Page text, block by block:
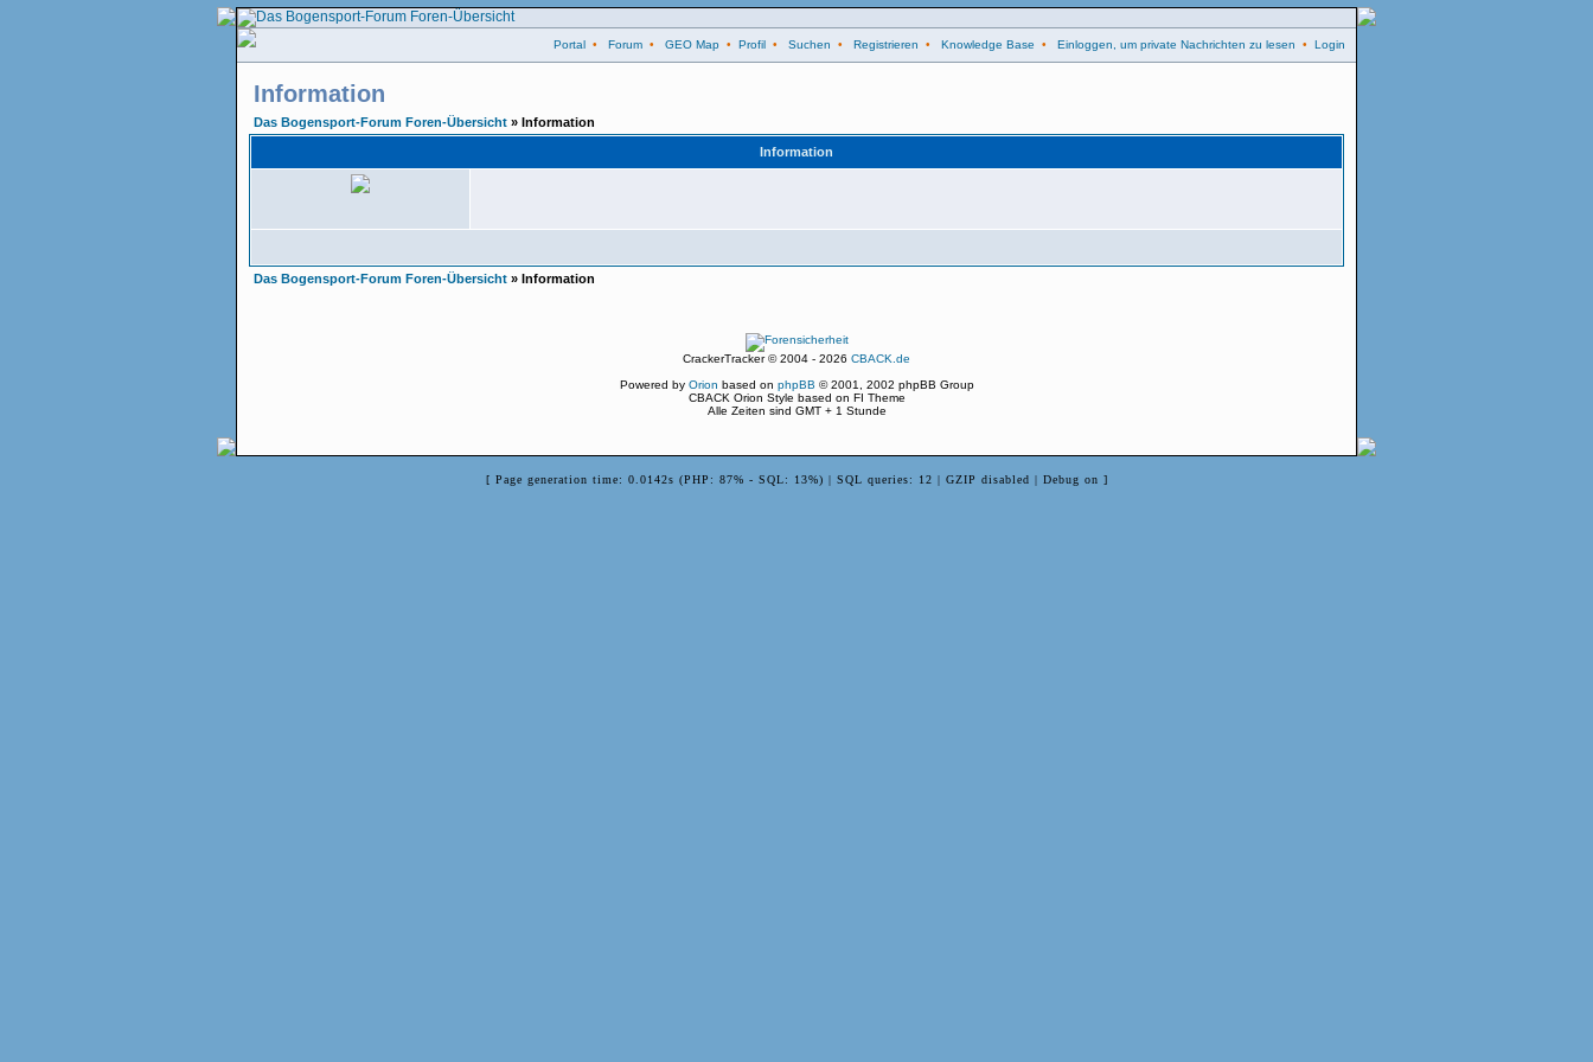
Portal • Forum • GEO Map • Profil • Suchen • Registrieren • Knowledge Base • Einloggen, um private Nachrichten zu lesen • Login
Information
Das Bogensport-Forum Foren-Übersicht » Information
Information
Das Bogensport-Forum Foren-Übersicht » Information
CrackerTracker © 2004 - 2026 CBACK.de
Powered by Orion based on phpBB © 2001, 2002 phpBB Group
CBACK Orion Style based on FI Theme
Alle Zeiten sind GMT + 1 Stunde
[ Page generation time: 0.0142s (PHP: 87% - SQL: 13%) | SQL queries: 12 | GZIP disabled | Debug on ]